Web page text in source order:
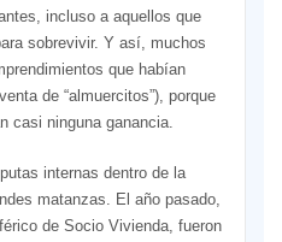
incluso a aquellos que
sobrevivir. Y así, muchos
que habían
de “almuercitos”), porque
casi ninguna ganancia.
internas dentro de la
matanzas. El año pasado,
de Socio Vivienda, fueron